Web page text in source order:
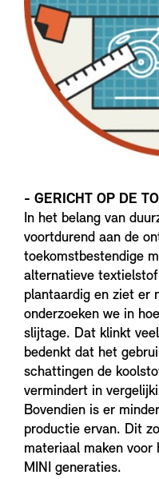
- GERICHT OP DE
In het belang van
voortdurend aan de
toekomstbestendige
alternatieve
plantaardig en ziet er
onderzoeken we in
slijtage. Dat klinkt
bedenkt dat het
schattingen de
vermindert in
Bovendien is er
productie ervan. Dit
materiaal maken
MINI generaties.